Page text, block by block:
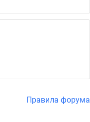
Правила форума